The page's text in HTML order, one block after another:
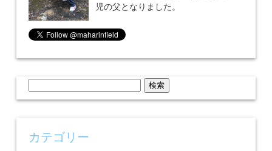
児の父となりました。
索:
カテゴリー